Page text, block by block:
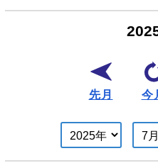
先月 今